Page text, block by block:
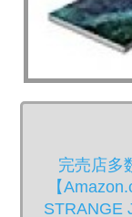
完売店多
【
STRANGE